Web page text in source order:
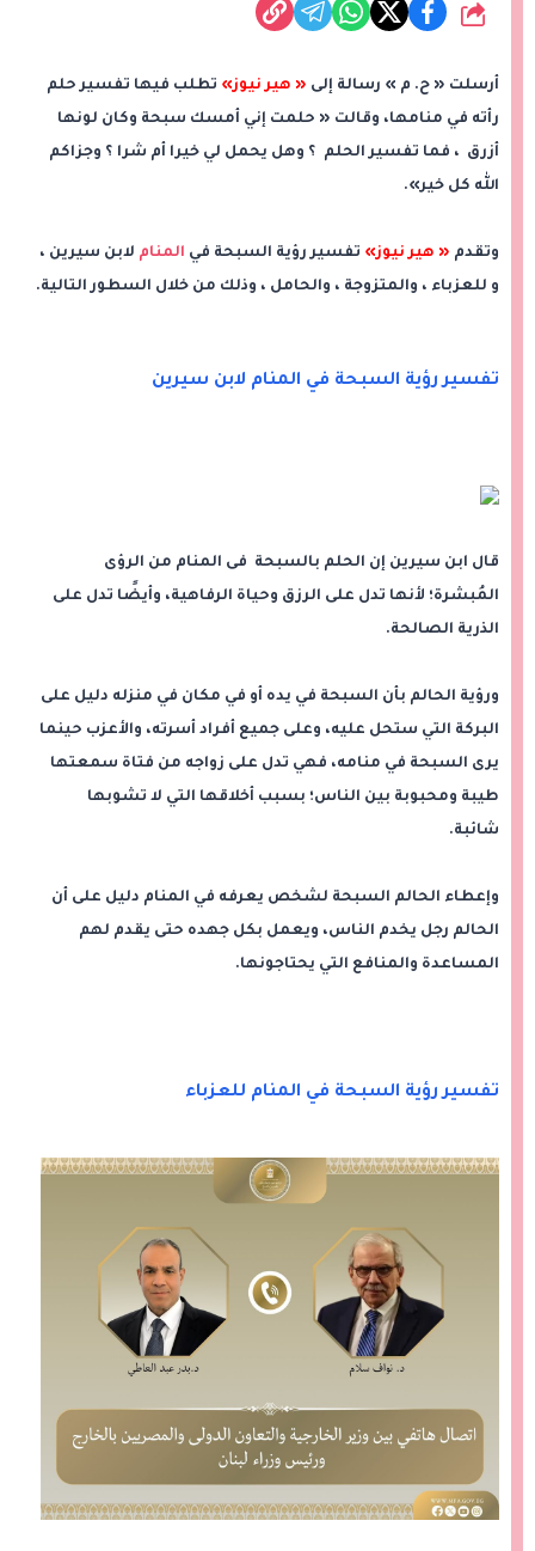
شارك
أرسلت « ح. م » رسالة إلى « هير نيوز» تطلب فيها تفسير حلم
رأته في منامها، وقالت « حلمت إني أمسك سبحة وكان لونها
أزرق ، فما تفسير الحلم ؟ وهل يحمل لي خيرا أم شرا ؟ وجزاكم
الله كل خير».
وتقدم « هير نيوز» تفسير رؤية السبحة في المنام لابن سيرين ،
و للعزباء ، والمتزوجة ، والحامل ، وذلك من خلال السطور التالية.
تفسير رؤية السبحة في المنام لابن سيرين
قال ابن سيرين إن الحلم بالسبحة فى المنام من الرؤى
المُبشرة؛ لأنها تدل على الرزق وحياة الرفاهية، وأيضًا تدل على
الذرية الصالحة.
ورؤية الحالم بأن السبحة في يده أو في مكان في منزله دليل على
البركة التي ستحل عليه، وعلى جميع أفراد أسرته، والأعزب حينما
يرى السبحة في منامه، فهي تدل على زواجه من فتاة سمعتها
طيبة ومحبوبة بين الناس؛ بسبب أخلاقها التي لا تشوبها
شائبة.
وإعطاء الحالم السبحة لشخص يعرفه في المنام دليل على أن
الحالم رجل يخدم الناس، ويعمل بكل جهده حتى يقدم لهم
المساعدة والمنافع التي يحتاجونها.
تفسير رؤية السبحة في المنام للعزباء